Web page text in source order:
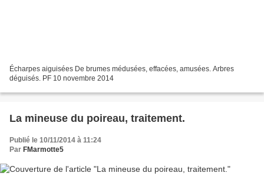
Écharpes aiguisées De brumes médusées, effacées, amusées. Arbres
déguisés. PF 10 novembre 2014
La mineuse du poireau, traitement.
Publié le 10/11/2014 à 11:24
Par FMarmotte5